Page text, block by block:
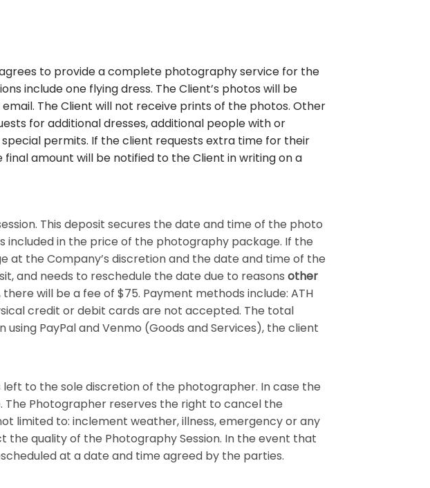
to provide a complete photography service for the
include one flying dress. The Client’s photos will be
The Client will not receive prints of the photos. Other
for additional dresses, additional people with or
permits. If the client requests extra time for their
amount will be notified to the Client in writing on a
This deposit secures the date and time of the photo
included in the price of the photography package. If the
at the Company’s discretion and the date and time of the
and needs to reschedule the date due to reasons other
will be a fee of $75. Payment methods include: ATH
credit or debit cards are not accepted. The total
PayPal and Venmo (Goods and Services), the client
to the sole discretion of the photographer. In case the
The Photographer reserves the right to cancel the
limited to: inclement weather, illness, emergency or any
quality of the Photography Session. In the event that
at a date and time agreed by the parties.